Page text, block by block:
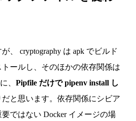
、 cryptography は apk でビルド
ールし、そのほかの依存関係は
、 Pipfile だけで pipenv install し
と思います。依存関係にシビア
ではない Docker イメージの場